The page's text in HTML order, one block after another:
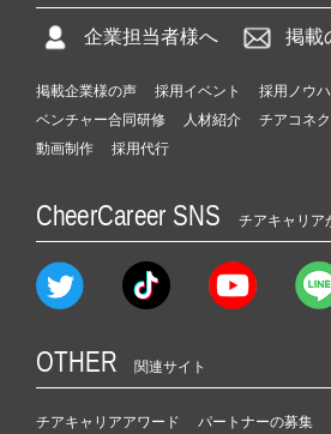
企業担当者様へ 掲載
掲載企業様の声 採用イベント 採用ノウ
ベンチャー合同研修
人材紹介 チアコネ
動画制作
採用代行
CheerCareer SNS チアキャリア
OTHER 関連サイト
チアキャリアアワード パートナーの募集